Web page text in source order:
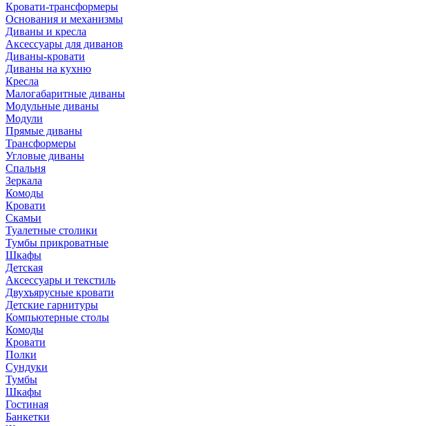
Кровати-трансформеры
Основания и механизмы
Диваны и кресла
Аксессуары для диванов
Диваны-кровати
Диваны на кухню
Кресла
Малогабаритные диваны
Модульные диваны
Модули
Прямые диваны
Трансформеры
Угловые диваны
Спальня
Зеркала
Комоды
Кровати
Скамьи
Туалетные столики
Тумбы прикроватные
Шкафы
Детская
Аксессуары и текстиль
Двухъярусные кровати
Детские гарнитуры
Компьютерные столы
Комоды
Кровати
Полки
Сундуки
Тумбы
Шкафы
Гостиная
Банкетки